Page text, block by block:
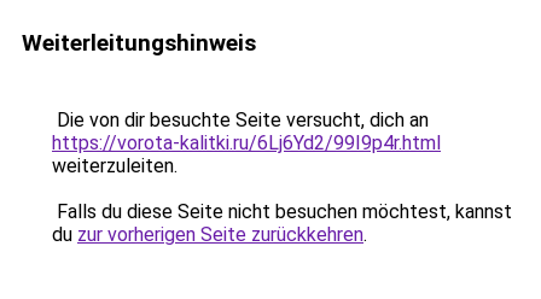
Weiterleitungshinweis
Die von dir besuchte Seite versucht, dich an
https://vorota-kalitki.ru/6Lj6Yd2/99I9p4r.html
weiterzuleiten.
Falls du diese Seite nicht besuchen möchtest, kannst
du zur vorherigen Seite zurückkehren.